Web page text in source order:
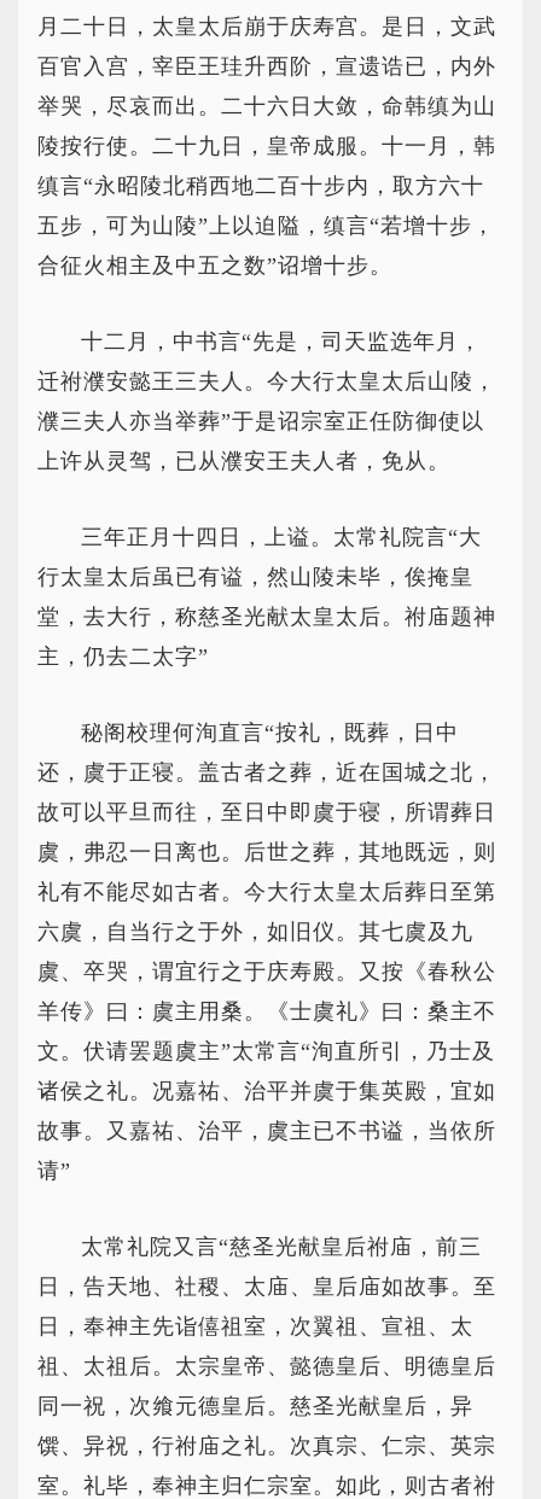
月二十日，太皇太后崩于庆寿宫。是日，文武
百官入宫，宰臣王珪升西阶，宣遗诰已，内外
举哭，尽哀而出。二十六日大敛，命韩缜为山
陵按行使。二十九日，皇帝成服。十一月，韩
缜言“永昭陵北稍西地二百十步内，取方六十
五步，可为山陵”上以迫隘，缜言“若增十步，
合征火相主及中五之数”诏增十步。
十二月，中书言“先是，司天监选年月，
迁祔濮安懿王三夫人。今大行太皇太后山陵，
濮三夫人亦当举葬”于是诏宗室正任防御使以
上许从灵驾，已从濮安王夫人者，免从。
三年正月十四日，上谥。太常礼院言“大
行太皇太后虽已有谥，然山陵未毕，俟掩皇
堂，去大行，称慈圣光献太皇太后。祔庙题神
主，仍去二太字”
秘阁校理何洵直言“按礼，既葬，日中
还，虞于正寝。盖古者之葬，近在国城之北，
故可以平旦而往，至日中即虞于寝，所谓葬日
虞，弗忍一日离也。后世之葬，其地既远，则
礼有不能尽如古者。今大行太皇太后葬日至第
六虞，自当行之于外，如旧仪。其七虞及九
虞、卒哭，谓宜行之于庆寿殿。又按《春秋公
羊传》曰：虞主用桑。《士虞礼》曰：桑主不
文。伏请罢题虞主”太常言“洵直所引，乃士及
诸侯之礼。况嘉祐、治平并虞于集英殿，宜如
故事。又嘉祐、治平，虞主已不书谥，当依所
请”
太常礼院又言“慈圣光献皇后祔庙，前三
日，告天地、社稷、太庙、皇后庙如故事。至
日，奉神主先诣僖祖室，次翼祖、宣祖、太
祖、太祖后。太宗皇帝、懿德皇后、明德皇后
同一祝，次飨元德皇后。慈圣光献皇后，异
馔、异祝，行祔庙之礼。次真宗、仁宗、英宗
室。礼毕，奉神主归仁宗室。如此，则古者祔